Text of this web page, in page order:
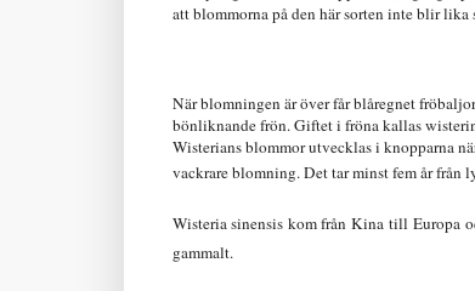
att blommorna på den här sorten inte blir lika
När blomningen är över får blåregnet
bönliknande frön. Giftet i fröna kallas
Wisterians blommor utvecklas i knopparna
vackrare blomning. Det tar minst fem år
Wisteria sinensis kom från Kina till Europa
gammalt.